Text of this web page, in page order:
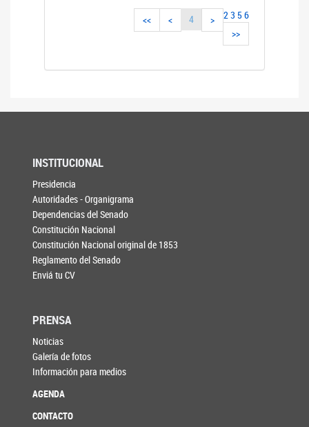
<< < 23
4 56
>
>>
INSTITUCIONAL
Presidencia
Autoridades - Organigrama
Dependencias del Senado
Constitución Nacional
Constitución Nacional original de 1853
Reglamento del Senado
Enviá tu CV
PRENSA
Noticias
Galería de fotos
Información para medios
AGENDA
CONTACTO